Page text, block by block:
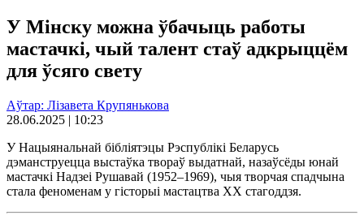
У Мінску можна ўбачыць работы
мастачкі, чый талент стаў адкрыццём
для ўсяго свету
Аўтар: Лізавета Крупянькова
28.06.2025 | 10:23
У Нацыянальнай бібліятэцы Рэспублікі Беларусь
дэманструецца выстаўка твораў выдатнай, назаўсёды юнай
мастачкі Надзеі Рушавай (1952–1969), чыя творчая спадчына
стала феноменам у гісторыі мастацтва ХХ стагоддзя.